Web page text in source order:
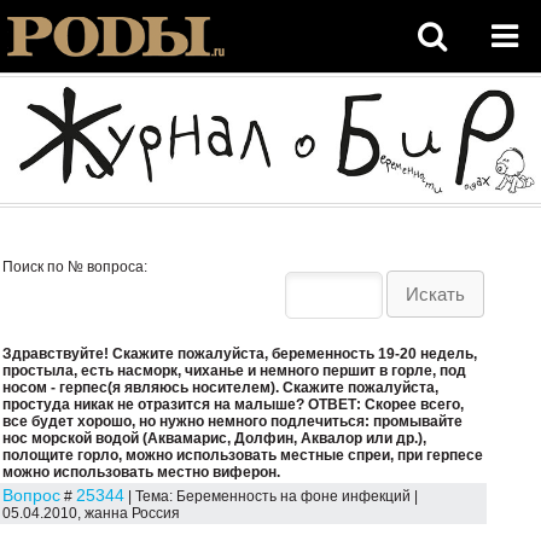
Поиск по № вопроса:
Здравствуйте! Скажите пожалуйста, беременность 19-20 недель,
простыла, есть насморк, чиханье и немного першит в горле, под
носом - герпес(я являюсь носителем). Скажите пожалуйста,
простуда никак не отразится на малыше? ОТВЕТ: Скорее всего,
все будет хорошо, но нужно немного подлечиться: промывайте
нос морской водой (Аквамарис, Долфин, Аквалор или др.),
полощите горло, можно использовать местные спреи, при герпесе
можно использовать местно виферон.
Вопрос # 25344 | Тема: Беременность на фоне инфекций |
05.04.2010, жанна Россия